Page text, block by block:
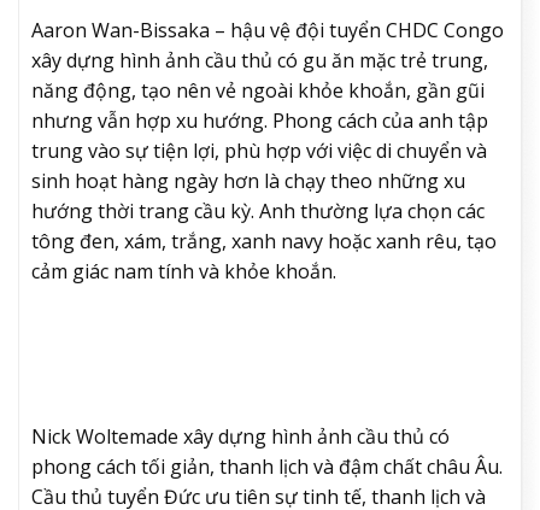
Aaron Wan-Bissaka – hậu vệ đội tuyển CHDC Congo
xây dựng hình ảnh cầu thủ có gu ăn mặc trẻ trung,
năng động, tạo nên vẻ ngoài khỏe khoắn, gần gũi
nhưng vẫn hợp xu hướng. Phong cách của anh tập
trung vào sự tiện lợi, phù hợp với việc di chuyển và
sinh hoạt hàng ngày hơn là chạy theo những xu
hướng thời trang cầu kỳ. Anh thường lựa chọn các
tông đen, xám, trắng, xanh navy hoặc xanh rêu, tạo
cảm giác nam tính và khỏe khoắn.
Nick Woltemade xây dựng hình ảnh cầu thủ có
phong cách tối giản, thanh lịch và đậm chất châu Âu.
Cầu thủ tuyển Đức ưu tiên sự tinh tế, thanh lịch và